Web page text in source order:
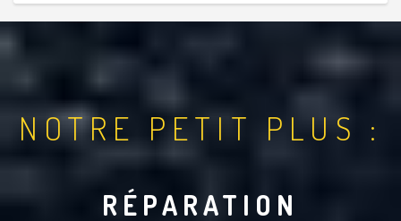
NOTRE PETIT PLUS :
RÉPARATION